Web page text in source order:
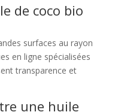
de coco bio
surfaces au rayon
en ligne spécialisées
transparence et
une huile